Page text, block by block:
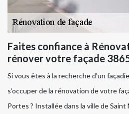
Faites confiance à
rénover votre façade
Si vous êtes à la recherche d’un
s’occuper de la rénovation de votre
Portes ? Installée dans la ville de